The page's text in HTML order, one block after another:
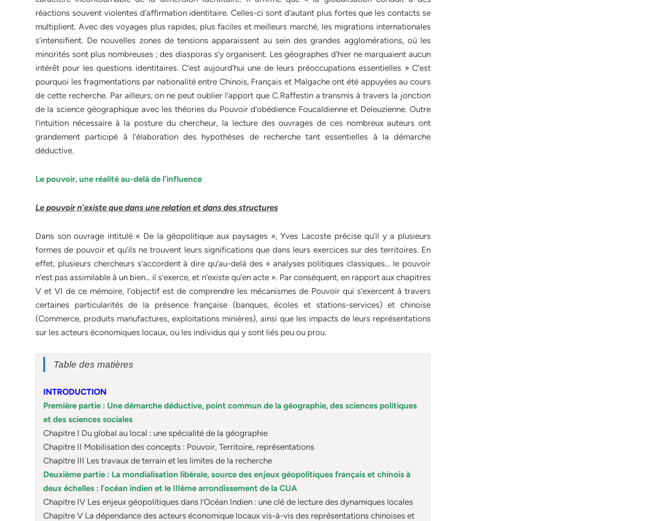
réactions souvent violentes d’affirmation identitaire. Celles-ci sont d’autant plus fortes que les contacts se
multiplient. Avec des voyages plus rapides, plus faciles et meilleurs marché, les migrations internationales
s’intensifient. De nouvelles zones de tensions apparaissent au sein des grandes agglomérations, où les
minorités sont plus nombreuses ; des diasporas s’y organisent. Les géographes d’hier ne marquaient aucun
intérêt pour les questions identitaires. C’est aujourd’hui une de leurs préoccupations essentielles » C’est
pourquoi les fragmentations par nationalité entre Chinois, Français et Malgache ont été appuyées au cours
de cette recherche. Par ailleurs, on ne peut oublier l’apport que C.Raffestin a transmis à travers la jonction
de la science géographique avec les théories du Pouvoir d’obédience Foucaldienne et Deleuzienne. Outre
l’intuition nécessaire à la posture du chercheur, la lecture des ouvrages de ces nombreux auteurs ont
grandement participé à l’élaboration des hypothèses de recherche tant essentielles à la démarche
déductive.
Le pouvoir, une réalité au-delà de l’influence
Le pouvoir n’existe que dans une relation et dans des structures
Dans son ouvrage intitulé « De la géopolitique aux paysages », Yves Lacoste précise qu’il y a plusieurs
formes de pouvoir et qu’ils ne trouvent leurs significations que dans leurs exercices sur des territoires. En
effet, plusieurs chercheurs s’accordent à dire qu’au-delà des « analyses politiques classiques… le pouvoir
n’est pas assimilable à un bien… il s’exerce, et n’existe qu’en acte ». Par conséquent, en rapport aux chapitres
V et VI de ce mémoire, l’objectif est de comprendre les mécanismes de Pouvoir qui s’exercent à travers
certaines particularités de la présence française (banques, écoles et stations-services) et chinoise
(Commerce, produits manufactures, exploitations minières), ainsi que les impacts de leurs représentations
sur les acteurs économiques locaux, ou les individus qui y sont liés peu ou prou.
Table des matières
INTRODUCTION
Première partie : Une démarche déductive, point commun de la géographie, des sciences politiques
et des sciences sociales
Chapitre I Du global au local : une spécialité de la géographie
Chapitre II Mobilisation des concepts : Pouvoir, Territoire, représentations
Chapitre III Les travaux de terrain et les limites de la recherche
Deuxième partie : La mondialisation libérale, source des enjeux géopolitiques français et chinois à
deux échelles : l’océan indien et le IIIème arrondissement de la CUA
Chapitre IV Les enjeux géopolitiques dans l’Océan Indien : une clé de lecture des dynamiques locales
Chapitre V La dépendance des acteurs économique locaux vis-à-vis des représentations chinoises et